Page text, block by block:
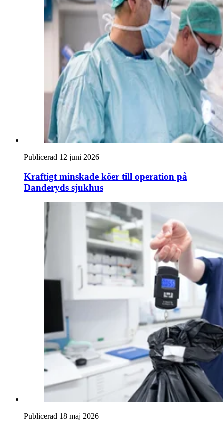
Publicerad 12 juni 2026
Kraftigt minskade köer till operation på
Danderyds sjukhus
Publicerad 18 maj 2026